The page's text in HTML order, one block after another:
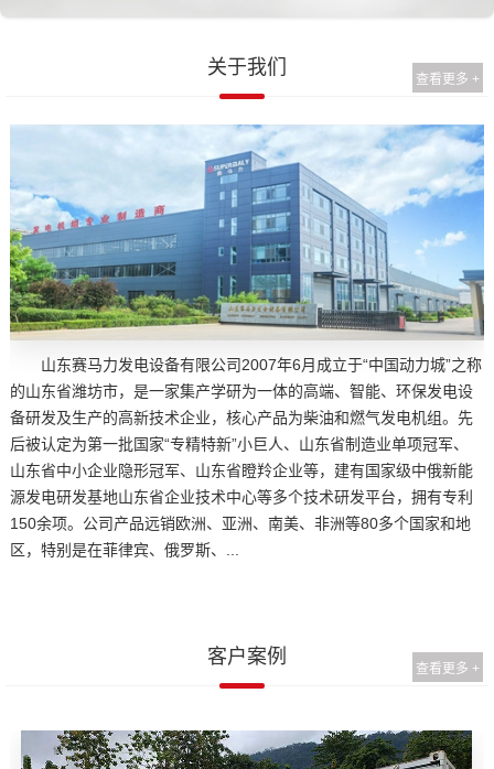
关于我们
查看更多 +
山东赛马力发电设备有限公司2007年6月成立于“中国动力城”之称
的山东省潍坊市，是一家集产学研为一体的高端、智能、环保发电设
备研发及生产的高新技术企业，核心产品为柴油和燃气发电机组。先
后被认定为第一批国家“专精特新”小巨人、山东省制造业单项冠军、
山东省中小企业隐形冠军、山东省瞪羚企业等，建有国家级中俄新能
源发电研发基地山东省企业技术中心等多个技术研发平台，拥有专利
150余项。公司产品远销欧洲、亚洲、南美、非洲等80多个国家和地
区，特别是在菲律宾、俄罗斯、...
客户案例
查看更多 +